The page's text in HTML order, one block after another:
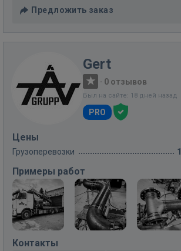
Предложить заказ
Gert
· 0 отзывов
Был на сайте: 18 дней назад
PRO
Цены
Грузоперевозки
Примеры работ
Контакты